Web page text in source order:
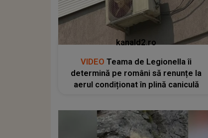
kanald2.ro
VIDEO Teama de Legionella îi
determină pe români să renunțe la
aerul condiționat în plină caniculă